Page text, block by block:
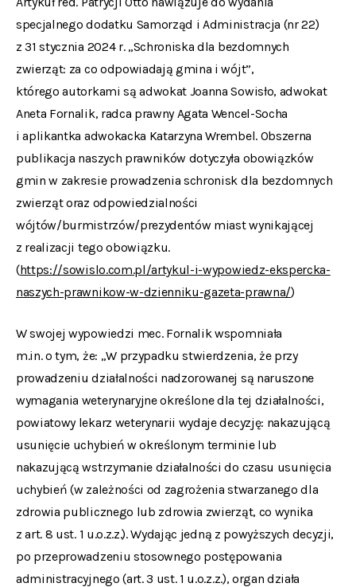
specjalnego dodatku Samorząd i Administracja (nr 22)
z 31 stycznia 2024 r. „Schroniska dla bezdomnych
zwierząt: za co odpowiadają gmina i wójt”,
którego autorkami są adwokat Joanna Sowisło, adwokat
Aneta Fornalik, radca prawny Agata Wencel-Socha
i aplikantka adwokacka Katarzyna Wrembel. Obszerna
publikacja naszych prawników dotyczyła obowiązków
gmin w zakresie prowadzenia schronisk dla bezdomnych
zwierząt oraz odpowiedzialności
wójtów/burmistrzów/prezydentów miast wynikającej
z realizacji tego obowiązku.
(https://sowislo.com.pl/artykul-i-wypowiedz-ekspercka-
naszych-prawnikow-w-dzienniku-gazeta-prawna/)
W swojej wypowiedzi mec. Fornalik wspomniała
m.in. o tym, że: „W przypadku stwierdzenia, że przy
prowadzeniu działalności nadzorowanej są naruszone
wymagania weterynaryjne określone dla tej działalności,
powiatowy lekarz weterynarii wydaje decyzję: nakazującą
usunięcie uchybień w określonym terminie lub
nakazującą wstrzymanie działalności do czasu usunięcia
uchybień (w zależności od zagrożenia stwarzanego dla
zdrowia publicznego lub zdrowia zwierząt, co wynika
z art. 8 ust. 1 u.o.z.z.). Wydając jedną z powyższych decyzji,
po przeprowadzeniu stosownego postępowania
administracyjnego (art. 3 ust. 1 u.o.z.z.), organ działa